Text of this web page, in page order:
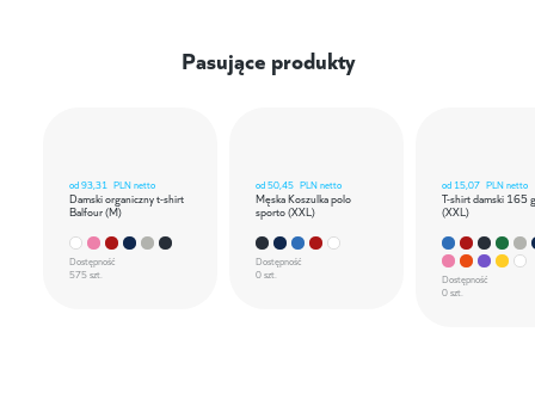
Pasujące produkty
od93,31 PLN netto
Damski organiczny t-shirt
Balfour (M)
Dostępność
575 szt.
od50,45 PLN netto
Męska Koszulka polo
sporto (XXL)
Dostępność
0 szt.
od 15,07 PLN netto
T-shirt damski 165
(XXL)
Dostępność
0 szt.